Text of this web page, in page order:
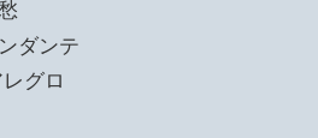
ダンテ
グロ